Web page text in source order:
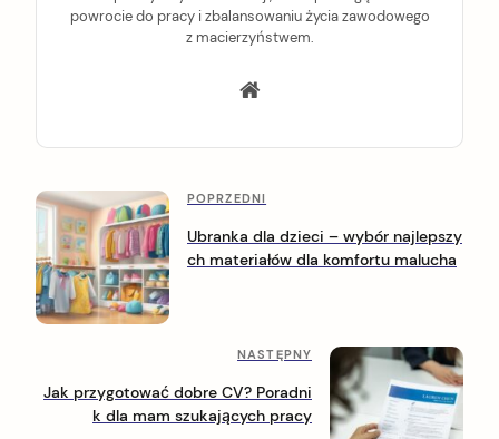
powrocie do pracy i zbalansowaniu życia zawodowego
z macierzyństwem.
P
o
s
t
a
P
p
r
i
p
POPRZEDNI
Ubranka dla dzieci – wybór najlepszy
ch materiałów dla komfortu malucha
N
s
t
NASTĘPNY
Jak przygotować dobre CV? Poradni
k dla mam szukających pracy